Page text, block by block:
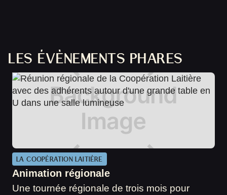
LES ÉVÈNEMENTS PHARES
LA COOPÉRATION LAITIÈRE
Animation régionale
Une tournée régionale de trois mois pour